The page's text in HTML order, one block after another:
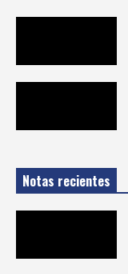
Notas recientes